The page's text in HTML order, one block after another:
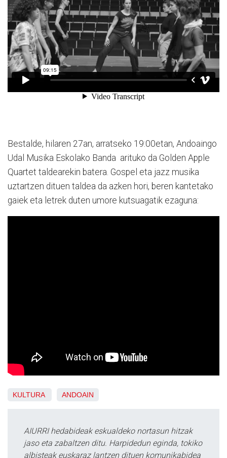
Bestalde, hilaren 27an, arratseko 19:00etan, Andoaingo
Udal Musika Eskolako Banda arituko da Golden Apple
Quartet taldearekin batera. Gospel eta jazz musika
uztartzen dituen taldea da azken hori, beren kantetako
gaiek eta letrek duten umore kutsuagatik ezaguna:
KULTURA ANDOAIN
AIURRI hedabideak eskualdeko nortasun hitzak
jaso eta zabaltzen ditu. Harpidedun eginda, tokiko
albisteak euskaraz lantzen dituen komunikabidea